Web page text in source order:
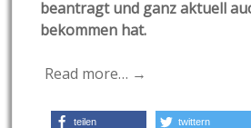
beantragt und ganz aktuell
bekommen hat.
Read more… →
teilen twittern